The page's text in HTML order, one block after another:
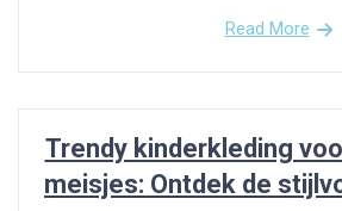
Read More
Trendy kinderkleding
meisjes: Ontdek de